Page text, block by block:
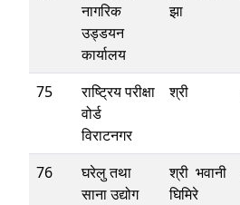
नागरिक
उड्डयन
कार्यालय
झा
75
राष्ट्रिय परीक्षा
वोर्ड
विराटनगर
श्री
76
घरेलु तथा
साना उद्योग
श्री भवानी
घिमिरे